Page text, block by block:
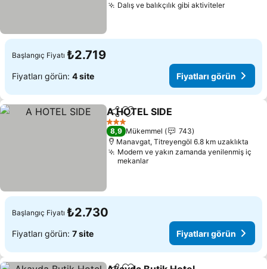
Dalış ve balıkçılık gibi aktiviteler
Başlangıç Fiyatı ₺2.719
Fiyatları görün: 4 site Fiyatları görün
PaylaşFavorilerime ekle
A HOTEL SIDE
3 Yıldız
8,9 Mükemmel
743
Manavgat, Titreyengöl 6.8 km uzaklıkta
Modern ve yakın zamanda yenilenmiş iç
mekanlar
Başlangıç Fiyatı ₺2.730
Fiyatları görün: 7 site Fiyatları görün